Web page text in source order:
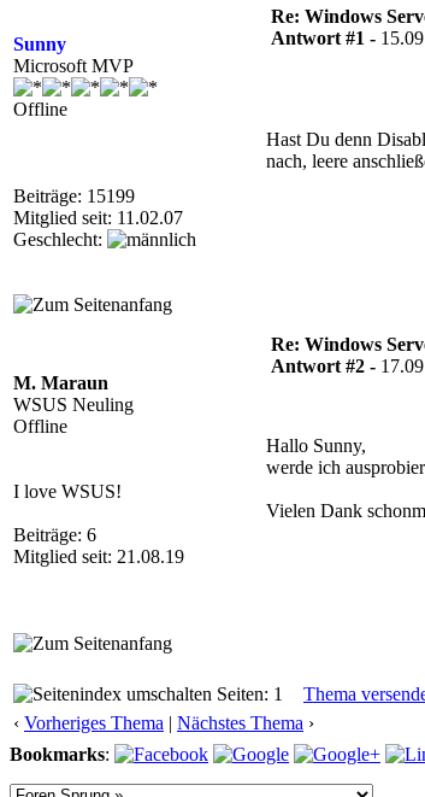
Sunny
Microsoft MVP
Offline
Beiträge: 15199
Mitglied seit: 11.02.07
Geschlecht:
Re: Windows
Antwort #1 -
Hast Du denn
nach, leere
M. Maraun
WSUS Neuling
Offline
I love WSUS!
Beiträge: 6
Mitglied seit: 21.08.19
Re: Windows
Antwort #2 -
Hallo Sunny,
werde ich
Vielen Dank
Seiten: 1
Thema
‹ Vorheriges Thema | Nächstes Thema ›
Bookmarks: